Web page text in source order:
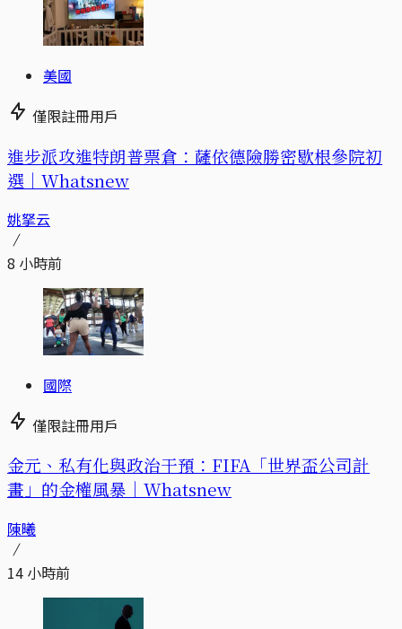
美國
僅限註冊用戶
進步派攻進特朗普票倉：薩依德險勝密歇根參院初
選｜Whatsnew
姚拏云
8 小時前
國際
僅限註冊用戶
金元、私有化與政治干預：FIFA「世界盃公司計
畫」的金權風暴｜Whatsnew
陳曦
14 小時前